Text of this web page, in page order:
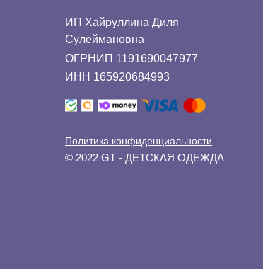
ИП Хайруллина Диля
Сулеймановна
ОГРНИП 1191690047977
ИНН 165920684993
Политика конфиденциальности
© 2022 GT - ДЕТСКАЯ ОДЕЖДА